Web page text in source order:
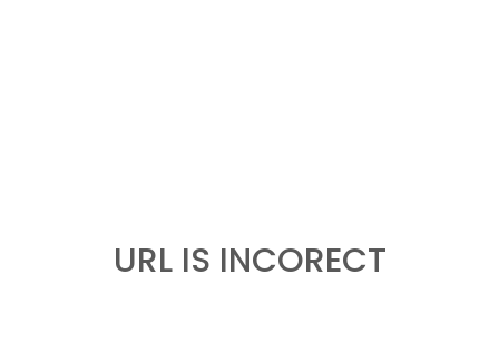
URL IS INCORECT